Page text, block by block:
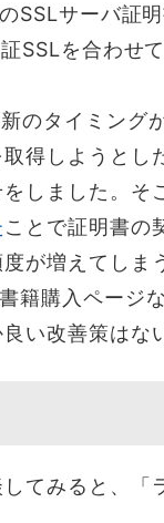
SSLサーバ証
SSLを合わせ
のタイミング
得しようとし
しました。そ
ことで証明書の
が増えてしま
籍購入ページ
い改善策はな
てみると、「